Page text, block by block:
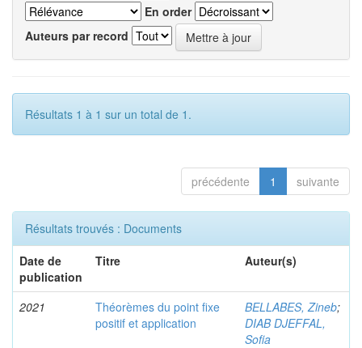
En order
Auteurs par record
Résultats 1 à 1 sur un total de 1.
précédente 1 suivante
Résultats trouvés : Documents
Date de
publication
Titre Auteur(s)
2021
Théorèmes du point fixe
positif et application
BELLABES, Zineb;
DIAB DJEFFAL,
Sofia